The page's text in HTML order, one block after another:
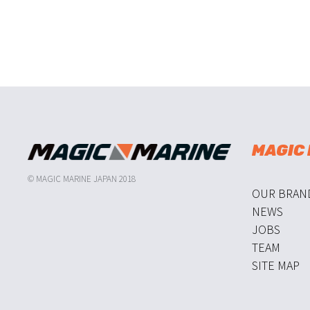
© MAGIC MARINE JAPAN 2018
MAGIC
OUR
NEWS
JOBS
TEAM
SITE MAP